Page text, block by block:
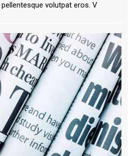
volutpat eros. V